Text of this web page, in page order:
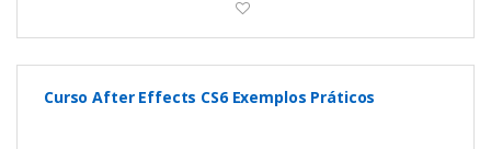
Curso After Effects CS6 Exemplos Práticos